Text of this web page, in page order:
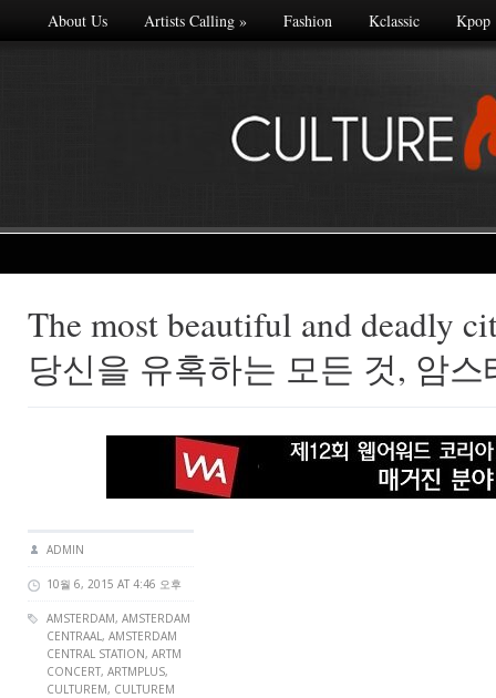
About Us Artists Calling» Fashion Kclassic Kpop
The most beautiful and deadly
당신을 유혹하는 모든 것, 암스
ADMIN
10월 6, 2015 AT 4:46 오후
AMSTERDAM, AMSTERDAM
CENTRAAL, AMSTERDAM
CENTRAL STATION, ARTM
CONCERT, ARTMPLUS,
CULTUREM, CULTUREM
Made with
FLARE
More Info